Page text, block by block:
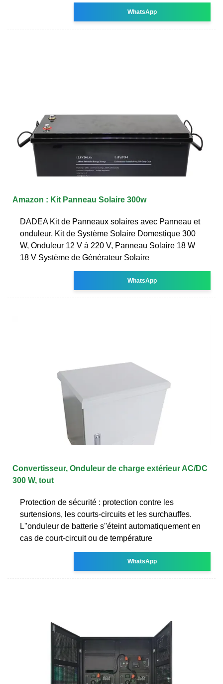
WhatsApp
Amazon : Kit Panneau Solaire 300w
DADEA Kit de Panneaux solaires avec Panneau et
onduleur, Kit de Système Solaire Domestique 300
W, Onduleur 12 V à 220 V, Panneau Solaire 18 W
18 V Système de Générateur Solaire
WhatsApp
Convertisseur, Onduleur de charge extérieur AC/DC
300 W, tout
Protection de sécurité : protection contre les
surtensions, les courts-circuits et les surchauffes.
L''onduleur de batterie s''éteint automatiquement en
cas de court-circuit ou de température
WhatsApp